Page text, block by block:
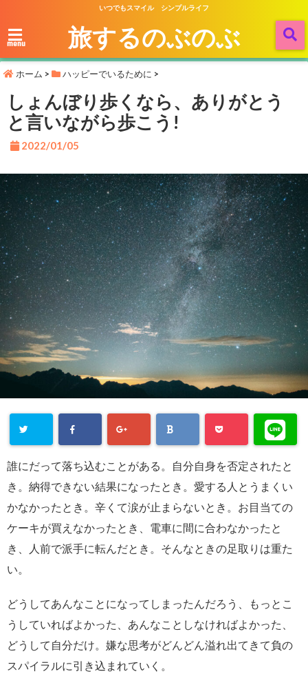
いつでもスマイル シンプルライフ
menu 旅するのぶのぶ
ホーム > ハッピーでいるために >
しょんぼり歩くなら、ありがとう
と言いながら歩こう!
2022/01/05
誰にだって落ち込むことがある。自分自身を否定されたと
き。納得できない結果になったとき。愛する人とうまくい
かなかったとき。辛くて涙が止まらないとき。お目当ての
ケーキが買えなかったとき、電車に間に合わなかったと
き、人前で派手に転んだとき。そんなときの足取りは重た
い。
どうしてあんなことになってしまったんだろう、もっとこ
うしていればよかった、あんなことしなければよかった、
どうして自分だけ。嫌な思考がどんどん溢れ出てきて負の
スパイラルに引き込まれていく。